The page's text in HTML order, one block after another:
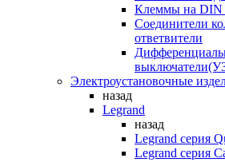
Клеммы на DIN
Соединители
ответвители
Электроустановочные
назад
Legrand
назад
Legrand серия
Legrand серия